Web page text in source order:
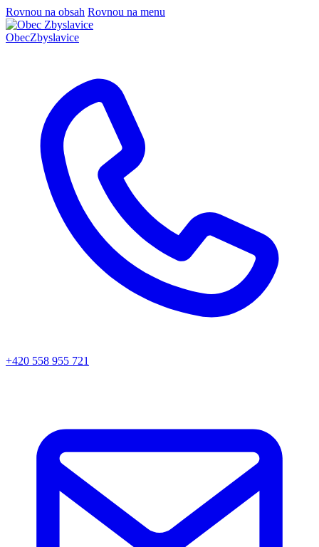
Rovnou na obsah Rovnou na menu
ObecZbyslavice
+420 558 955 721